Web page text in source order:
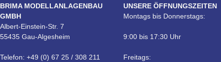
BRIMA MODELLANLAGENBAU
GMBH
Albert-Einstein-Str. 7
55435 Gau-Algesheim
Telefon: +49 (0) 67 25 / 308 211
UNSERE ÖFFNUNGSZEITEN
Montags bis Donnerstags:
9:00 bis 17:30 Uhr
Freitags: